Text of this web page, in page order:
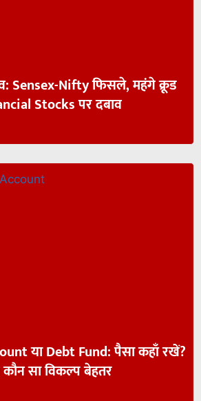
Sensex-Nifty फिसले, महंगे क्रूड
Stocks पर दबाव
या Debt Fund: पैसा कहाँ रखें?
सा विकल्प बेहतर